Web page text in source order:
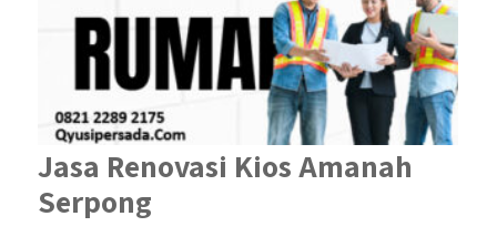
Jasa Renovasi Kios Amanah
Serpong